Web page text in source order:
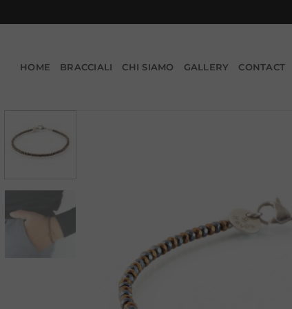
ai
HOME BRACCIALI CHI SIAMO GALLERY CONTACT